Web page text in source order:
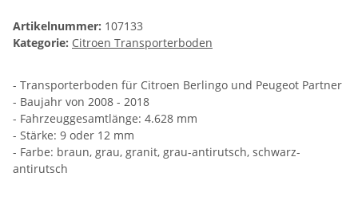
Artikelnummer: 107133
Kategorie: Citroen Transporterboden
- Transporterboden für Citroen Berlingo und Peugeot Partner
- Baujahr von 2008 - 2018
- Fahrzeuggesamtlänge: 4.628 mm
- Stärke: 9 oder 12 mm
- Farbe: braun, grau, granit, grau-antirutsch, schwarz-
antirutsch